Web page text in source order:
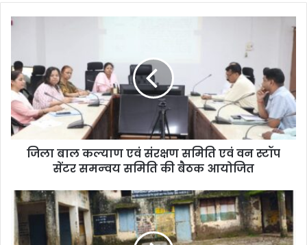
u
m
a
i
l
a
d
s
जिला बाल कल्याण एवं संरक्षण समिति एवं वन स्‍टॉप
सेंटर समन्‍वय समिति की बैठक आयोजित